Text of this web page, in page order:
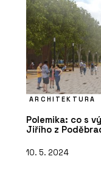
ARCHITEKTURA
Polemika: co s
Jiřího z
10. 5. 2024